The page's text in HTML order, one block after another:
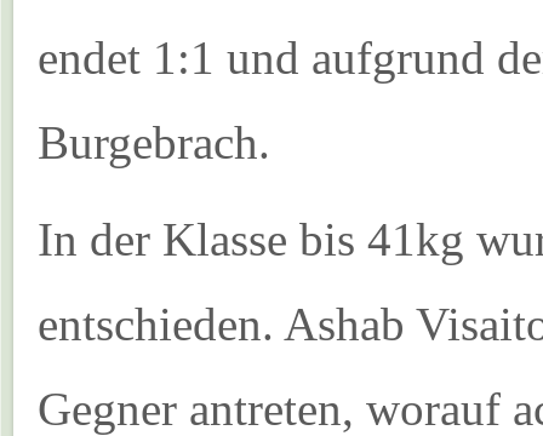
endet 1:1 und aufgrund
Burgebrach.
In der Klasse bis 41kg
entschieden. Ashab
Gegner antreten, worauf